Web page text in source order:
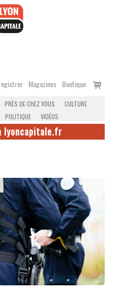
Magazines Boutique
Voir
PRÈS DE CHEZ VOUS
CULTURE
POLITIQUE VIDÉOS
lyoncapitale.fr